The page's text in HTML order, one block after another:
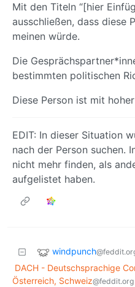
Mit den Titeln “[hier
ausschließen, dass diese
meinen würde.
Die
bestimmten politischen
Diese Person ist mit
EDIT: In dieser Situation
nach der Person suchen.
nicht mehr finden, als
aufgelistet haben.
windpunch
DACH - Deutschsprachige
Österreich, Schweiz@feddit.org